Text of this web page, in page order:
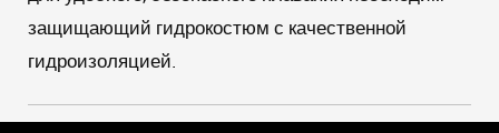
защищающий гидрокостюм с качественной
гидроизоляцией.